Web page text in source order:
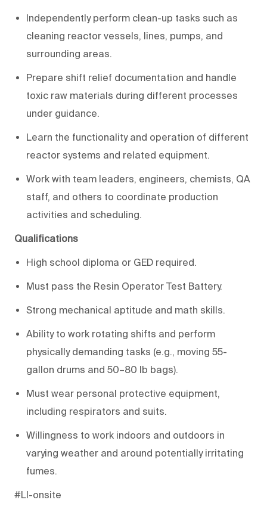
Independently perform clean-up tasks such as
cleaning reactor vessels, lines, pumps, and
surrounding areas.
Prepare shift relief documentation and handle
toxic raw materials during different processes
under guidance.
Learn the functionality and operation of different
reactor systems and related equipment.
Work with team leaders, engineers, chemists, QA
staff, and others to coordinate production
activities and scheduling.
Qualifications
High school diploma or GED required.
Must pass the Resin Operator Test Battery.
Strong mechanical aptitude and math skills.
Ability to work rotating shifts and perform
physically demanding tasks (e.g., moving 55-
gallon drums and 50–80 lb bags).
Must wear personal protective equipment,
including respirators and suits.
Willingness to work indoors and outdoors in
varying weather and around potentially irritating
fumes.
#LI-onsite